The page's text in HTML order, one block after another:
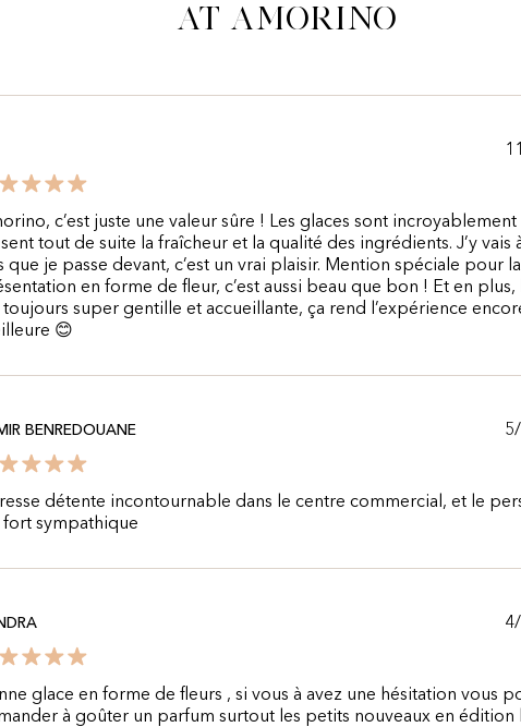
at Amorino
c’est juste une valeur sûre ! Les glaces sont
tout de suite la fraîcheur et la qualité des ingrédients. J’y vais
que je passe devant, c’est un vrai plaisir. Mention spéciale pour la
en forme de fleur, c’est aussi beau que bon ! Et en plus,
toujours super gentille et accueillante, ça rend l’expérience
😊
BENREDOUANE
détente incontournable dans le centre commercial, et le
fort sympathique
glace en forme de fleurs , si vous à avez une hésitation vous
à goûter un parfum surtout les petits nouveaux en édition